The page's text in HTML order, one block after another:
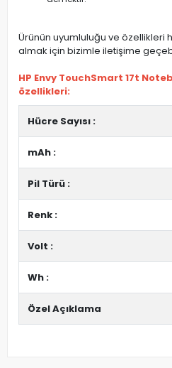
Ürünün uyumluluğu ve özellikleri
almak için bizimle iletişime
HP Envy TouchSmart 17t
özellikleri:
Hücre Sayısı :
mAh :
Pil Türü :
Renk :
Volt :
Wh :
Özel Açıklama